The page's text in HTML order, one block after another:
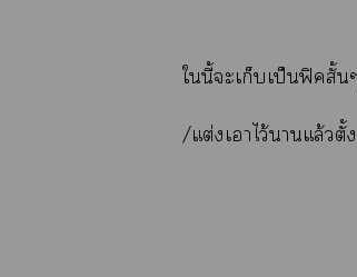
ในี้ะเก็บเป็นฟิคสั้
/แต่งเาไว้าแล้ว